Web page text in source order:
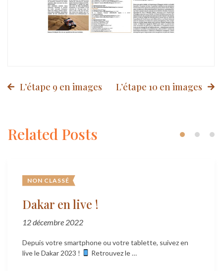
Post
navigation
L’étape 9 en images L’étape 10 en images
Related Posts
NON CLASSÉ
Dakar en live !
12 décembre 2022
Depuis votre smartphone ou votre tablette, suivez en
live le Dakar 2023 !
Retrouvez le …